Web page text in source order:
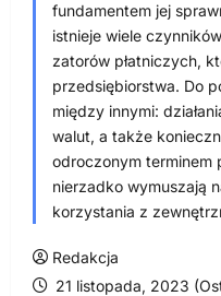
fundamentem jej
istnieje wiele
zatorów płatniczych,
przedsiębiorstwa. Do
między innymi:
walut, a także
odroczonym terminem
nierzadko wymuszają
korzystania z
Redakcja
21 listopada, 2023